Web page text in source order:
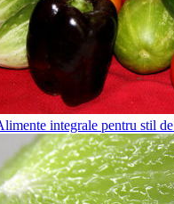
integrale pentru stil